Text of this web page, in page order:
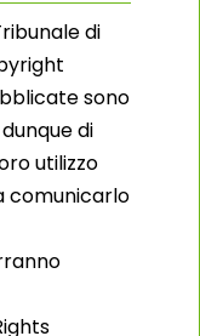
di
sono
di
utilizzo
comunicarlo